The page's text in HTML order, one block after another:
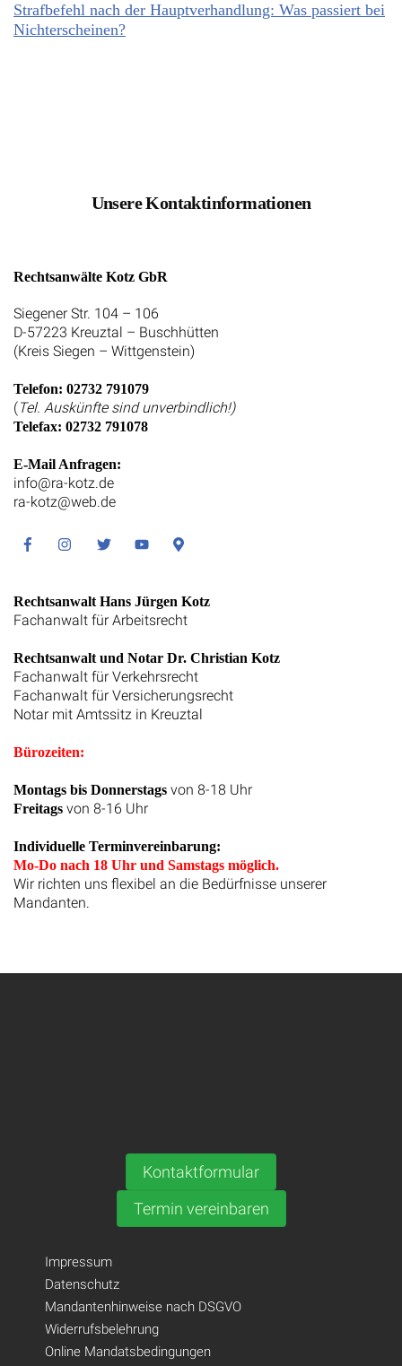
Strafbefehl nach der Hauptverhandlung: Was passiert bei
Nichterscheinen?
Unsere Kontaktinformationen
Rechtsanwälte Kotz GbR
Siegener Str. 104 – 106
D-57223 Kreuztal – Buschhütten
(Kreis Siegen – Wittgenstein)
Telefon: 02732 791079
(Tel. Auskünfte sind unverbindlich!)
Telefax: 02732 791078
E-Mail Anfragen:
info@ra-kotz.de
ra-kotz@web.de
FacebookInstagramTwitter YoutubeGoogle
Rechtsanwalt Hans Jürgen Kotz
Fachanwalt für Arbeitsrecht
Rechtsanwalt und Notar Dr. Christian Kotz
Fachanwalt für Verkehrsrecht
Fachanwalt für Versicherungsrecht
Notar mit Amtssitz in Kreuztal
Bürozeiten:
Montags bis Donnerstags von 8-18 Uhr
Freitags von 8-16 Uhr
Individuelle Terminvereinbarung:
Mo-Do nach 18 Uhr und Samstags möglich.
Wir richten uns flexibel an die Bedürfnisse unserer
Mandanten.
Kontaktformular
Termin vereinbaren
Impressum
Datenschutz
Mandantenhinweise nach DSGVO
Widerrufsbelehrung
Online Mandatsbedingungen